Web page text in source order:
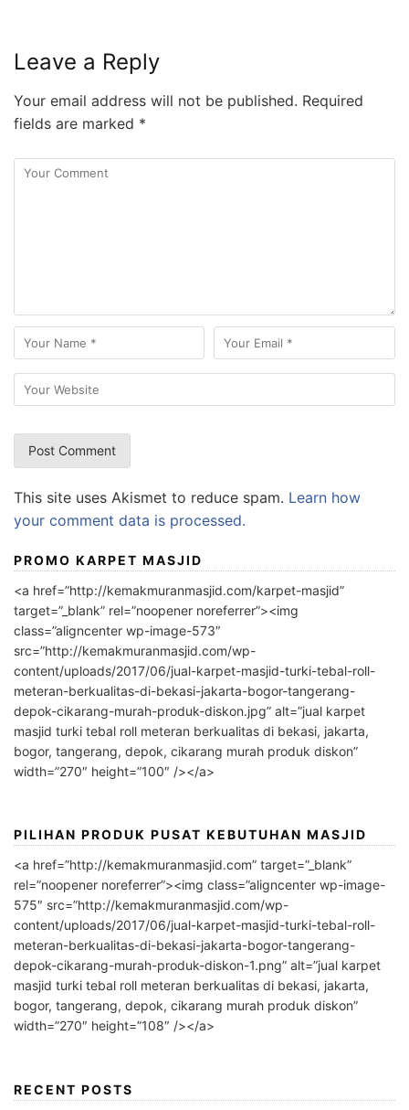
Leave a Reply
Your email address will not be published. Required
fields are marked *
This site uses Akismet to reduce spam. Learn how
your comment data is processed.
PROMO KARPET MASJID
<a href=”http://kemakmuranmasjid.com/karpet-masjid”
target=”_blank” rel=”noopener noreferrer”><img
class=”aligncenter wp-image-573″
src=”http://kemakmuranmasjid.com/wp-
content/uploads/2017/06/jual-karpet-masjid-turki-tebal-roll-
meteran-berkualitas-di-bekasi-jakarta-bogor-tangerang-
depok-cikarang-murah-produk-diskon.jpg” alt=”jual karpet
masjid turki tebal roll meteran berkualitas di bekasi, jakarta,
bogor, tangerang, depok, cikarang murah produk diskon”
width=”270″ height=”100″ /></a>
PILIHAN PRODUK PUSAT KEBUTUHAN MASJID
<a href=”http://kemakmuranmasjid.com” target=”_blank”
rel=”noopener noreferrer”><img class=”aligncenter wp-image-
575″ src=”http://kemakmuranmasjid.com/wp-
content/uploads/2017/06/jual-karpet-masjid-turki-tebal-roll-
meteran-berkualitas-di-bekasi-jakarta-bogor-tangerang-
depok-cikarang-murah-produk-diskon-1.png” alt=”jual karpet
masjid turki tebal roll meteran berkualitas di bekasi, jakarta,
bogor, tangerang, depok, cikarang murah produk diskon”
width=”270″ height=”108″ /></a>
RECENT POSTS